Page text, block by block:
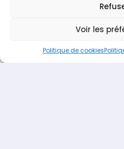
Voir les
Politique de cookies
Espace Recrutement
propulsé